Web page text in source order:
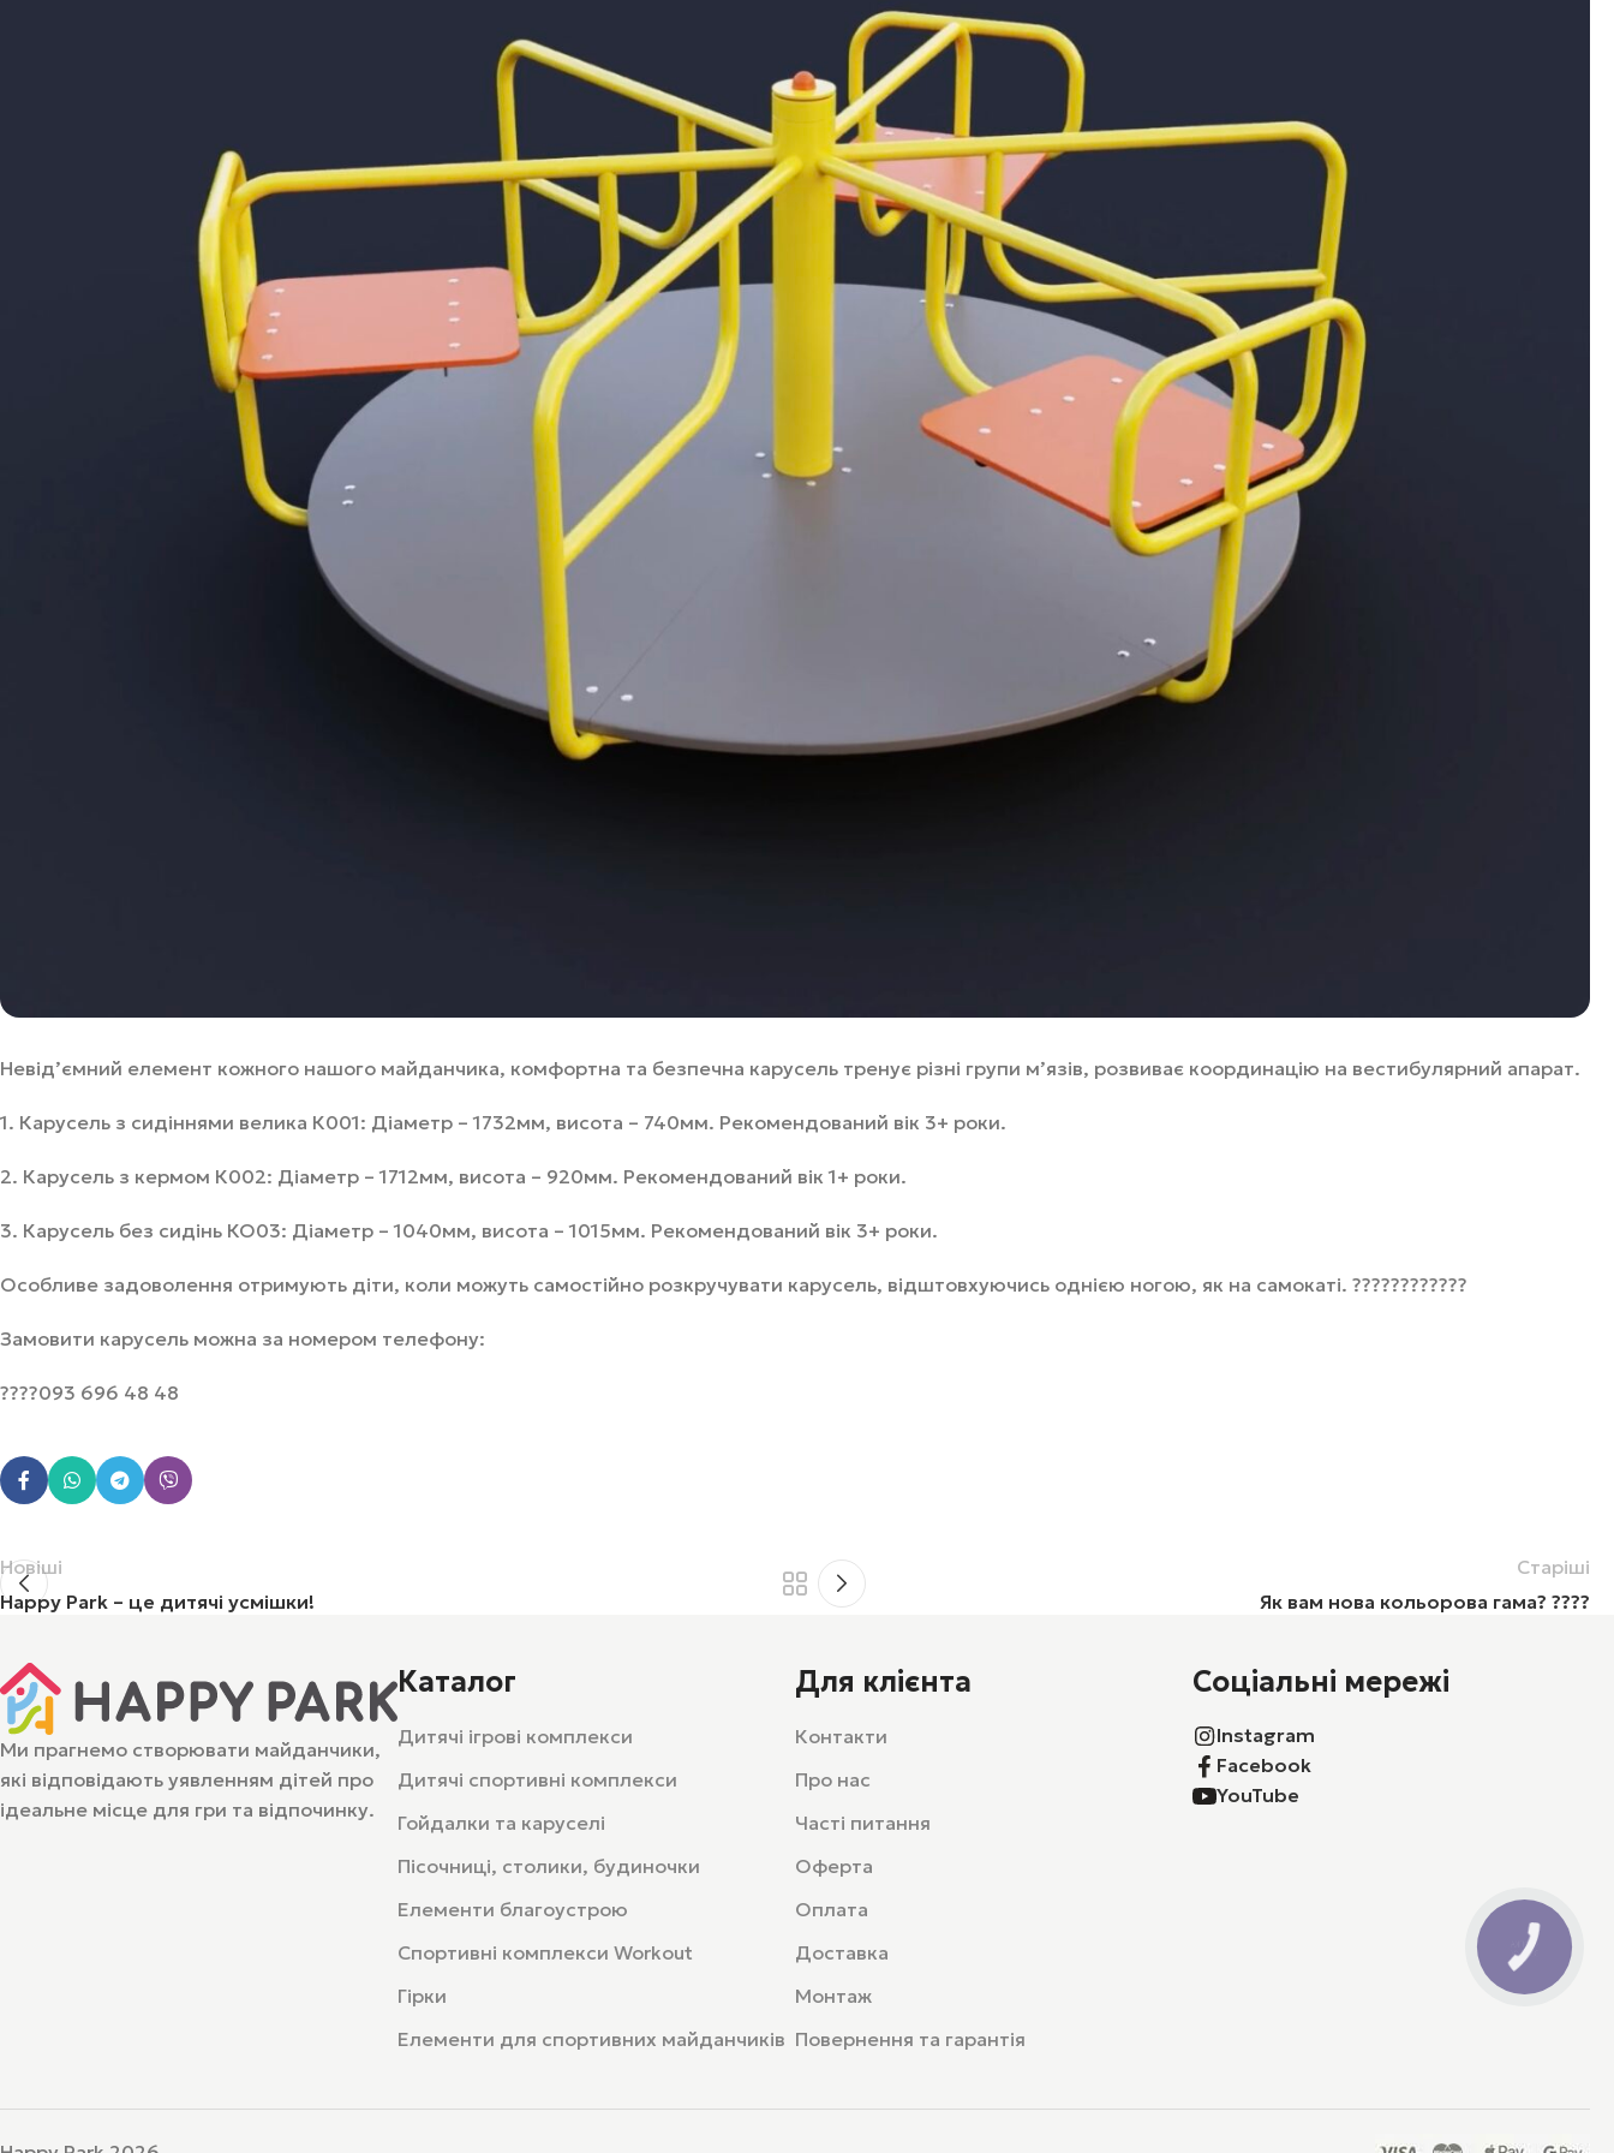
Невідʼємний елемент кожного нашого майданчика, комфортна та безпечна карусель тренує різні групи мʼязів, розвиває координацію на вестибулярний апарат.
1. Карусель з сидіннями велика К001: Діаметр – 1732мм, висота – 740мм. Рекомендований вік 3+ роки.
2. Карусель з кермом К002: Діаметр – 1712мм, висота – 920мм. Рекомендований вік 1+ роки.
3. Карусель без сидінь КО03: Діаметр – 1040мм, висота – 1015мм. Рекомендований вік 3+ роки.
Особливе задоволення отримують діти, коли можуть самостійно розкручувати карусель, відштовхуючись однією ногою, як на самокаті. ????????????
Замовити карусель можна за номером телефону:
????093 696 48 48
Новіші
Happy Park – це дитячі усмішки!
Старіші
Як вам нова кольорова гама? ????
Ми прагнемо створювати майданчики,
які відповідають уявленням дітей про
ідеальне місце для гри та відпочинку.
Каталог
Дитячі ігрові комплекси
Дитячі спортивні комплекси
Гойдалки та каруселі
Пісочниці, столики, будиночки
Елементи благоустрою
Спортивні комплекси Workout
Гірки
Елементи для спортивних майданчиків
Для клієнта
Контакти
Про нас
Часті питання
Оферта
Оплата
Доставка
Монтаж
Повернення та гарантія
Соціальні мережі
Instagram
Facebook
YouTube